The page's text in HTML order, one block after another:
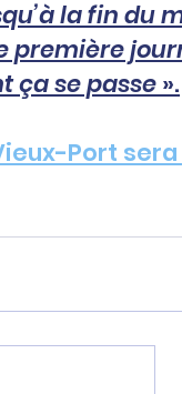
la fin du
première
ça se passe ».
Port